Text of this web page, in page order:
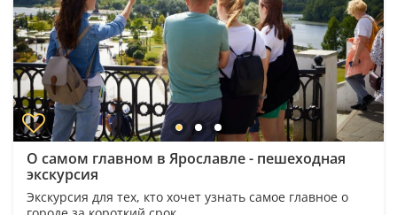
О самом главном в Ярославле - пешеходная
экскурсия
Экскурсия для тех, кто хочет узнать самое главное о